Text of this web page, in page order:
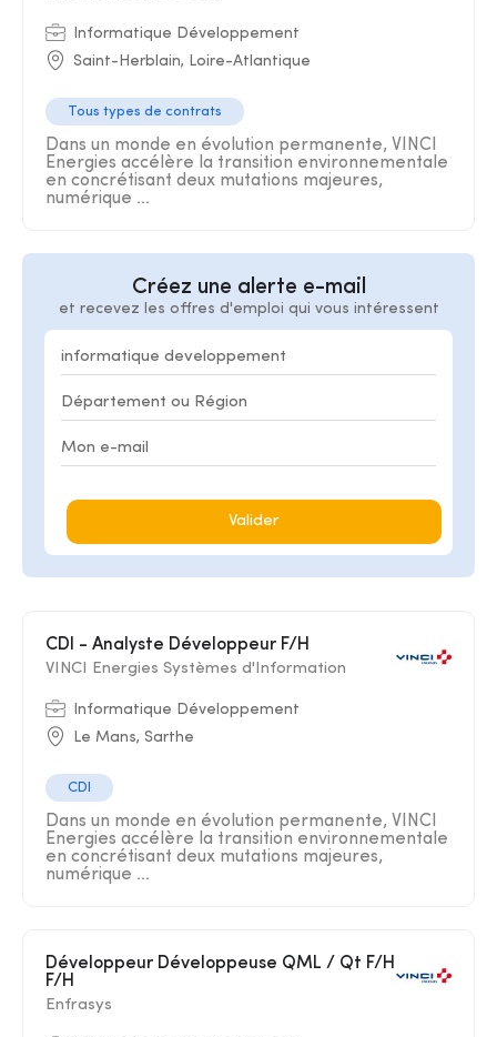
Informatique Développement
Saint-Herblain, Loire-Atlantique
Tous types de contrats
Dans un monde en évolution permanente, VINCI
Energies accélère la transition environnementale
en concrétisant deux mutations majeures,
numérique ...
Créez une alerte e-mail
et recevez les offres d'emploi qui vous intéressent
Valider
CDI - Analyste Développeur F/H
VINCI Energies Systèmes d'Information
Informatique Développement
Le Mans, Sarthe
CDI
Dans un monde en évolution permanente, VINCI
Energies accélère la transition environnementale
en concrétisant deux mutations majeures,
numérique ...
Développeur Développeuse QML / Qt F/H
F/H
Enfrasys